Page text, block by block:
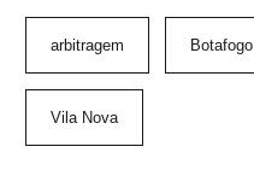
arbitragem Botafogo
Vila Nova